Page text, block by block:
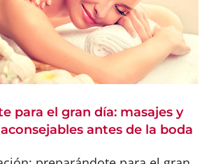
para el gran día: masajes y
antes de la boda